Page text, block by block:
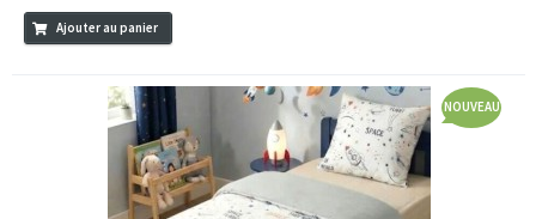
Ajouter au panier
NOUVEAU